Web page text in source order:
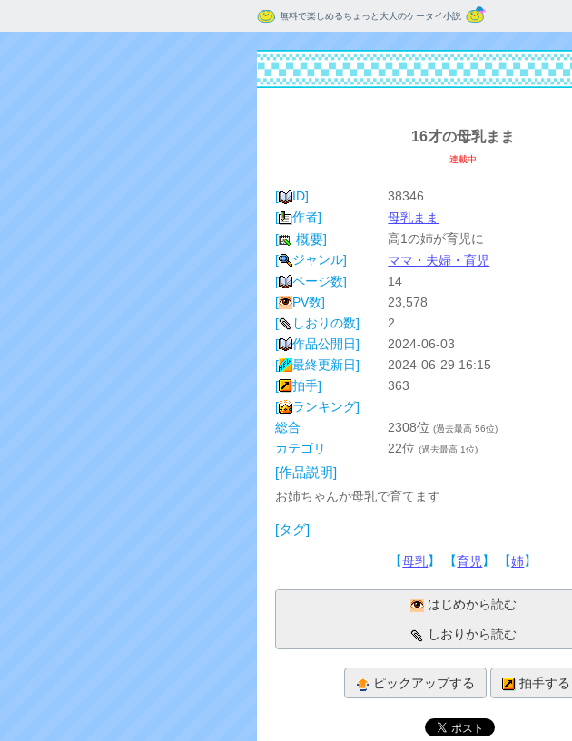
無料で楽しめるちょっと大人のケータイ小説
16才の母乳まま
連載中
[ ID]
38346
[
作者]
母乳まま
[
概要]
高1の姉が育児に
[
ジャンル]
ママ・夫婦・育児
[
ページ数]
14
[
PV数]
23,578
[
しおりの数]
2
[
作品公開日]
2024-06-03
[
最終更新日]
2024-06-29 16:15
[
拍手]
363
[
ランキング]
総合
2308位(過去最高 56位)
カテゴリ 22位(過去最高 1位)
[作品説明]
お姉ちゃんが母乳で育てます
[タグ]
【母乳】 【育児】 【姉】
はじめから読む
しおりから読む
ピックアップする 拍手する